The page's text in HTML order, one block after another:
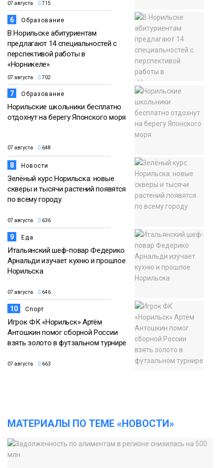
07 августа 715
6 Образование
В Норильске абитуриентам
предлагают 14 специальностей с
перспективой работы в
«Норникеле»
07 августа 702
7 Образование
Норильские школьники бесплатно
отдохнут на берегу Японского моря
07 августа 648
8 Новости
Зелёный курс Норильска: новые
скверы и тысячи растений появятся
по всему городу
07 августа 636
9 Еда
Итальянский шеф-повар Федерико
Арнальди изучает кухню и прошлое
Норильска
07 августа 646
10 Спорт
Игрок ФК «Норильск» Артём
Антошкин помог сборной России
взять золото в футзальном турнире
07 августа 663
МАТЕРИАЛЫ ПО ТЕМЕ «НОВОСТИ»